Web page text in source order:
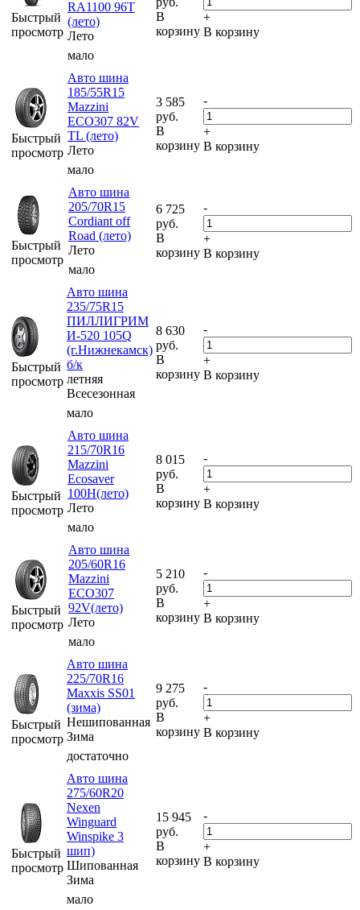
Быстрый
просмотр
RA1100 96T
(лето)
Лето
мало
В
корзину
+
В корзину
Быстрый
просмотр
Авто шина
185/55R15
Mazzini
ECO307 82V
TL (лето)
Лето
мало
3 585
руб.
В
корзину
-
+
В корзину
Быстрый
просмотр
Авто шина
205/70R15
Cordiant off
Road (лето)
Лето
мало
6 725
руб.
В
корзину
-
+
В корзину
Быстрый
просмотр
Авто шина
235/75R15
ПИЛЛИГРИМ
И-520 105Q
(г.Нижнекамск)
б/к
летняя
Всесезонная
мало
8 630
руб.
В
корзину
-
+
В корзину
Быстрый
просмотр
Авто шина
215/70R16
Mazzini
Ecosaver
100H(лето)
Лето
мало
8 015
руб.
В
корзину
-
+
В корзину
Быстрый
просмотр
Авто шина
205/60R16
Mazzini
ECO307
92V(лето)
Лето
мало
5 210
руб.
В
корзину
-
+
В корзину
Быстрый
просмотр
Авто шина
225/70R16
Maxxis SS01
(зима)
Нешипованная
Зима
достаточно
9 275
руб.
В
корзину
-
+
В корзину
Быстрый
просмотр
Авто шина
275/60R20
Nexen
Winguard
Winspike 3
шип)
Шипованная
Зима
мало
15 945
руб.
В
корзину
-
+
В корзину